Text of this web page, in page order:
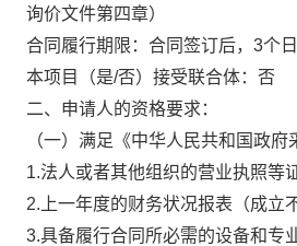
询价文件第四章）
合同履行期限： 合同签订后，3个
本项目（是/否）接受联合体： 否
二、申请人的资格要求：
（一）满足《中华人民共和国政
1.法人或者其他组织的营业执照等
2.上一年度的财务状况报表（成立
3.具备履行合同所必需的设备和专